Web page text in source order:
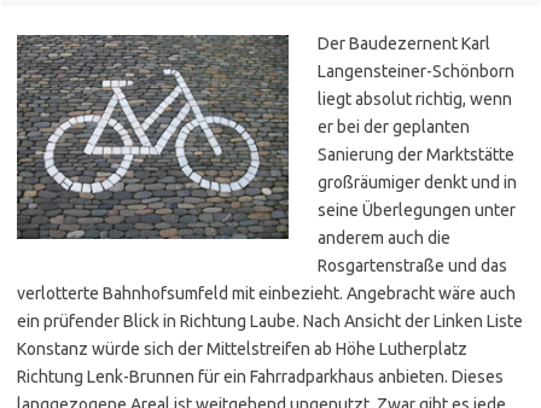
Der Baudezernent Karl
Langensteiner-Schönborn
liegt absolut richtig, wenn
er bei der geplanten
Sanierung der Marktstätte
großräumiger denkt und in
seine Überlegungen unter
anderem auch die
Rosgartenstraße und das
verlotterte Bahnhofsumfeld mit einbezieht. Angebracht wäre auch
ein prüfender Blick in Richtung Laube. Nach Ansicht der Linken Liste
Konstanz würde sich der Mittelstreifen ab Höhe Lutherplatz
Richtung Lenk-Brunnen für ein Fahrradparkhaus anbieten. Dieses
langgezogene Areal ist weitgehend ungenutzt. Zwar gibt es jede